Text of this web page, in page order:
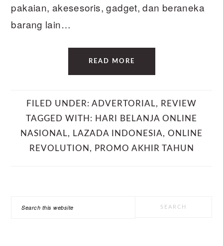
pakaian, akesesoris, gadget, dan beraneka
barang lain…
READ MORE
FILED UNDER: ADVERTORIAL, REVIEW
TAGGED WITH: HARI BELANJA ONLINE
NASIONAL, LAZADA INDONESIA, ONLINE
REVOLUTION , PROMO AKHIR TAHUN
Search